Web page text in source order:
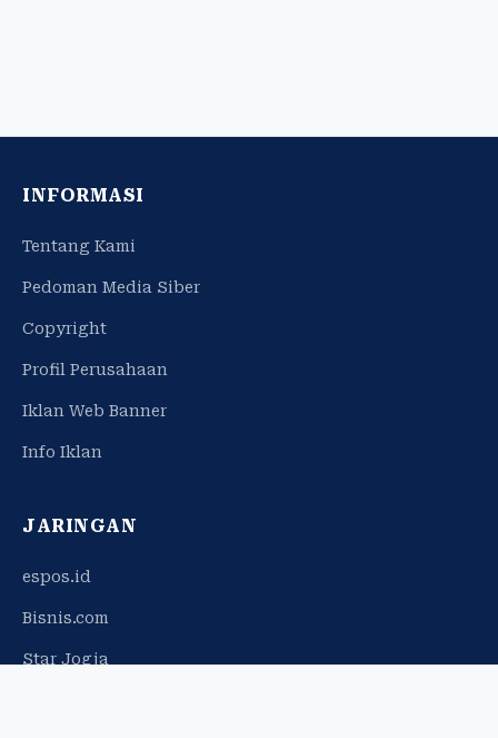
INFORMASI
Tentang Kami
Pedoman Media Siber
Copyright
Profil Perusahaan
Iklan Web Banner
Info Iklan
JARINGAN
espos.id
Bisnis.com
Star Jogja